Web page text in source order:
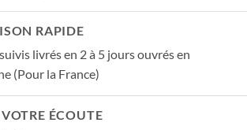
RAPIDE
livrés en 2 à 5 jours ouvrés en
(Pour la France)
ÉCOUTE